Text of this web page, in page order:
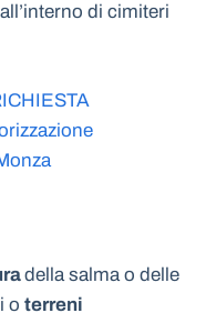
di cimiteri
della salma o delle
o terreni